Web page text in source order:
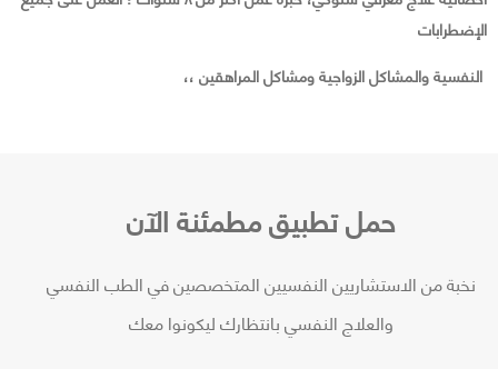
الإضطرابات
النفسية والمشاكل الزواجية ومشاكل المراهقين ،،
حمل تطبيق مطمئنة الآن
نخبة من الاستشاريين النفسيين المتخصصين في الطب النفسي
والعلاج النفسي بانتظارك ليكونوا معك